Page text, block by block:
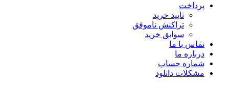
پرداخت
تایید خرید
تراکنش ناموفق
سوابق خرید
تماس با ما
درباره ما
شماره حساب
مشکلات دانلود